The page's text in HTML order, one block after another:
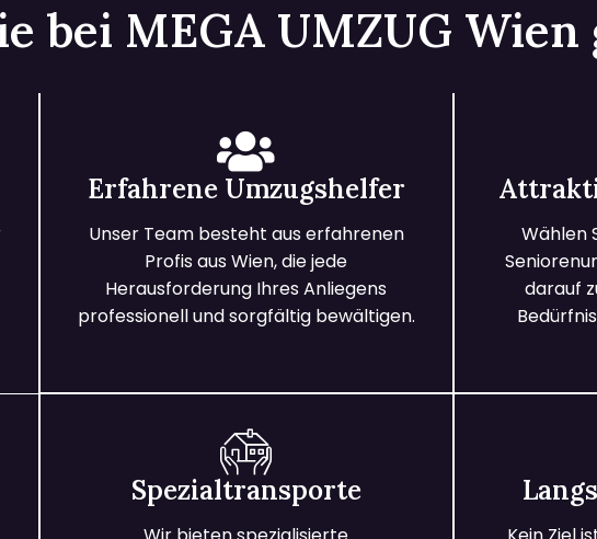
bei MEGA UMZUG
Erfahrene Umzugshelfer
Unser Team besteht aus erfahrenen
Profis aus Wien, die jede
Herausforderung Ihres Anliegens
professionell und sorgfältig bewältigen.
Wählen
darauf
Spezialtransporte